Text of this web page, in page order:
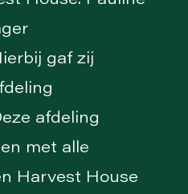
gaf zij
afdeling
met alle
Harvest House